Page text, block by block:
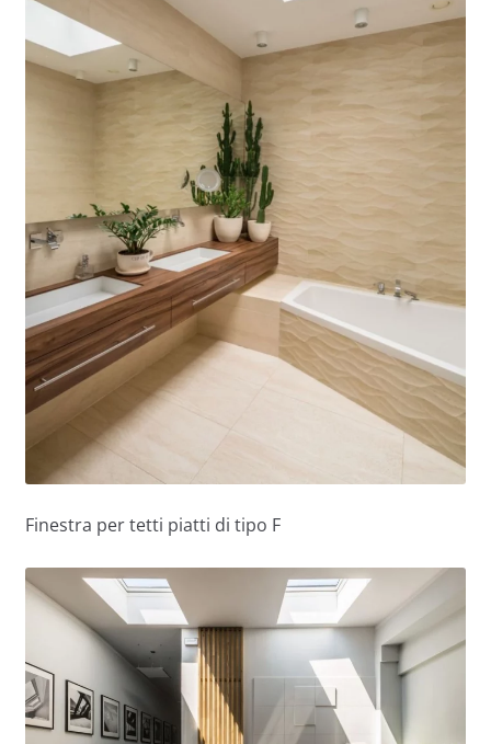
Finestra per tetti piatti di tipo F